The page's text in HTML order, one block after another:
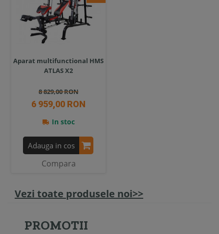
Aparat multifunctional HMS
ATLAS X2
8 829,00 RON
6 959,00 RON
In stoc
Adauga in cos
Compara
Vezi toate produsele noi>>
PROMOTII